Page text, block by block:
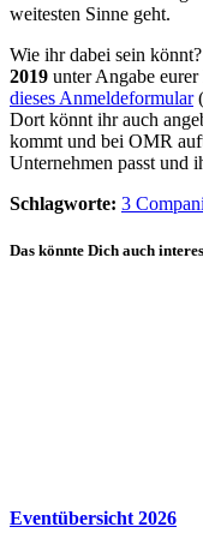
weitesten Sinne geht.
Wie ihr dabei sein
2019 unter Angabe
dieses Anmeldeformular
Dort könnt ihr auch
kommt und bei OMR
Unternehmen passt und
Schlagworte: 3
Das könnte Dich auch
Eventübersicht 2026